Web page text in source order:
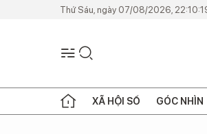
Thứ Sáu, ngày 07/08/2026,
XÃ HỘI SỐ GÓC NHÌN